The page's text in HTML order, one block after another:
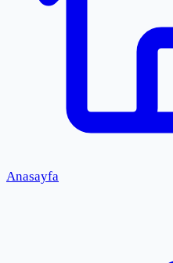
Anasayfa